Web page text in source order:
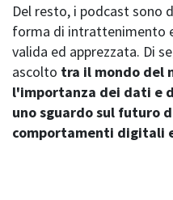
Del resto, i podcast sono
forma di intrattenimento
valida ed apprezzata. Di
ascolto tra il mondo del
l'importanza dei dati e
uno sguardo sul futuro
comportamenti digitali